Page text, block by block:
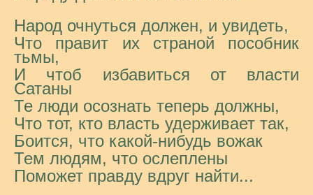
Народ очнуться должен, и увидеть,
Что правит их страной пособник
тьмы,
И чтоб избавиться от власти
Сатаны
Те люди осознать теперь должны,
Что тот, кто власть удерживает так,
Боится, что какой-нибудь вожак
Тем людям, что ослеплены
Поможет правду вдруг найти...